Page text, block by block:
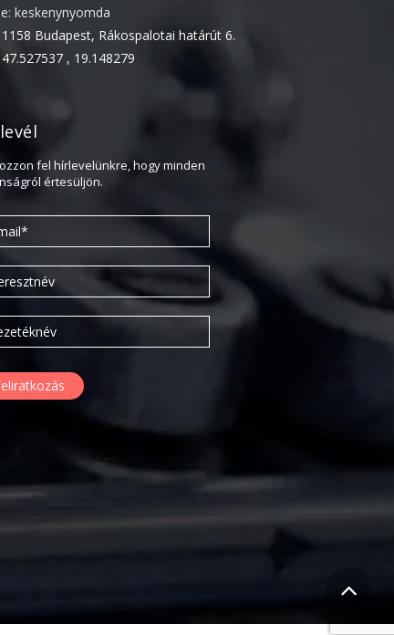
2017. április
2017. március
2016. június
2016. április
2016. március
2016. február
2015. szeptember
keskenynyomda
1158 Budapest, Rákospalotai határút 6.
47.527537 , 19.148279
fel hírlevelünkre, hogy minden
értesüljön.